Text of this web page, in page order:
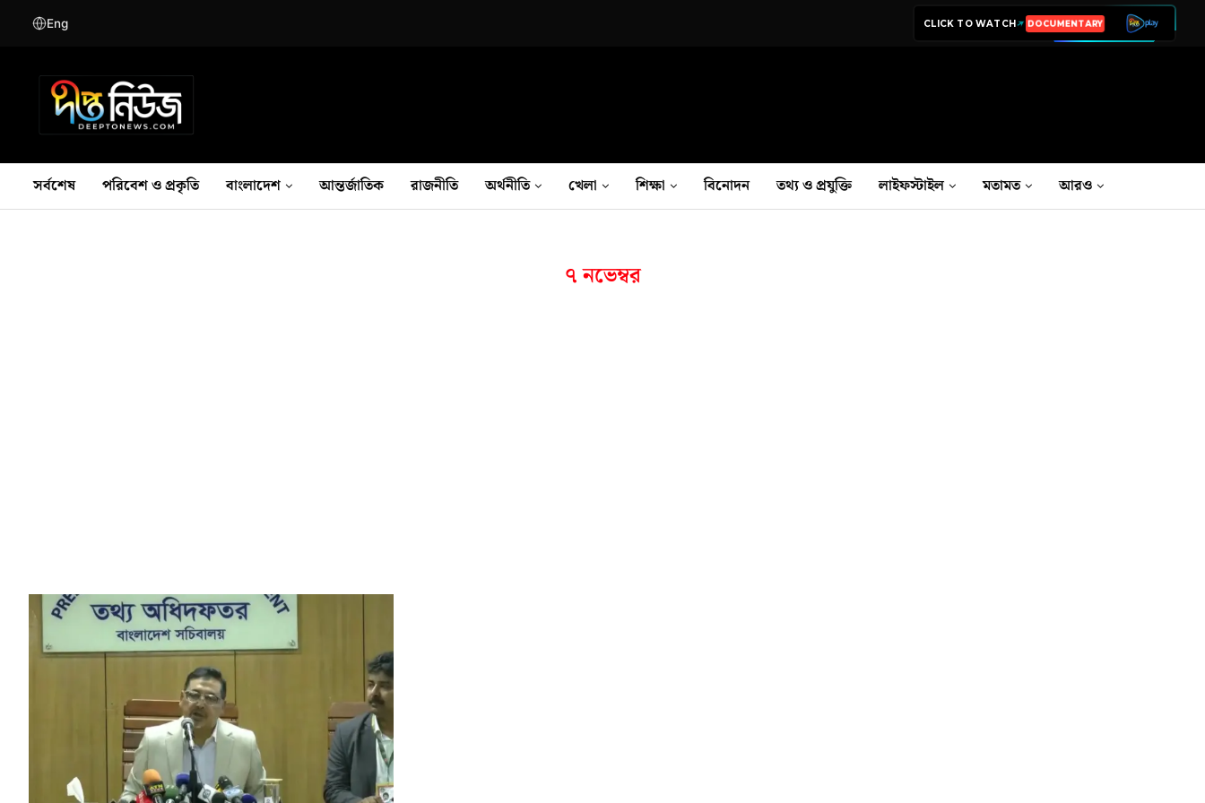
Eng CLICK TO WATCH LIVE TV
সর্বশেষ পরিবেশ ও প্রকৃতি বাংলাদেশ আন্তর্জাতিক রাজনীতি অর্থনীতি খেলা শিক্ষা বিনোদন তথ‍্য ও প্রযুক্তি লাইফস্টাইল মতামত আরও
৭ নভেম্বর